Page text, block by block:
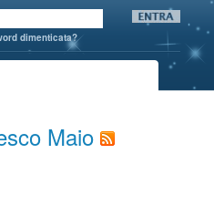
dimenticata?
Maio